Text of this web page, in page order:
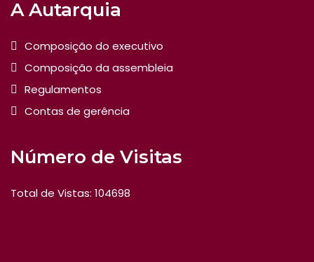
A Autarquia
Composição do executivo
Composição da assembleia
Regulamentos
Contas de gerência
Número de Visitas
Total de Vistas: 104698